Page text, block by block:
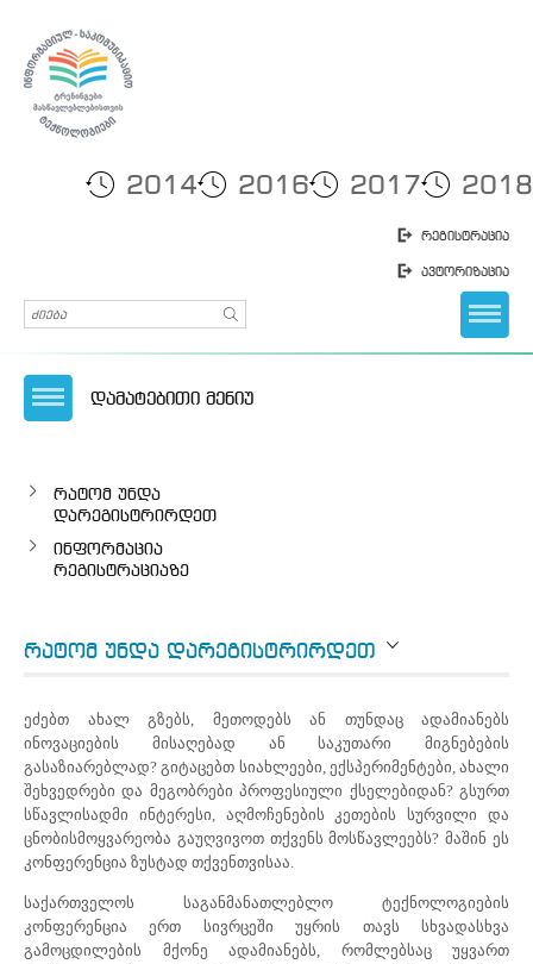
2014 2016 2017 2018
რეგისტრაცია
ავტორიზაცია
დამატებითი მენიუ
რატომ უნდა
დარეგისტრირდეთ
ინფორმაცია
რეგისტრაციაზე
ᲠᲐᲢᲝᲛ ᲣᲜᲓᲐ ᲓᲐᲠᲔᲒᲘᲡᲢᲠᲘᲠᲓᲔᲗ
ეძებთ ახალ გზებს, მეთოდებს ან თუნდაც ადამიანებს
ინოვაციების მისაღებად ან საკუთარი მიგნებების
გასაზიარებლად? გიტაცებთ სიახლეები, ექსპერიმენტები, ახალი
შეხვედრები და მეგობრები პროფესიული ქსელებიდან? გსურთ
სწავლისადმი ინტერესი, აღმოჩენების კეთების სურვილი და
ცნობისმოყვარეობა გაუღვივოთ თქვენს მოსწავლეებს? მაშინ ეს
კონფერენცია ზუსტად თქვენთვისაა.
საქართველოს საგანმანათლებლო ტექნოლოგიების
კონფერენცია ერთ სივრცეში უყრის თავს სხვადასხვა
გამოცდილების მქონე ადამიანებს, რომლებსაც უყვართ